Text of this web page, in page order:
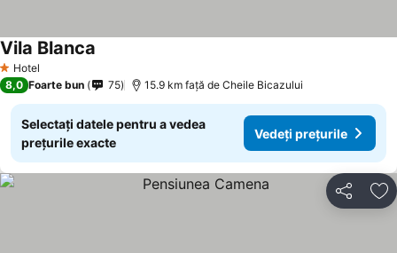
1 Stele
Hotel
Vila Blanca
8,0 Foarte bun 75 15.9 km faţă de Cheile Bicazului
Selectați datele pentru a vedea
prețurile exacte
Vedeți prețurile
Distribuiți